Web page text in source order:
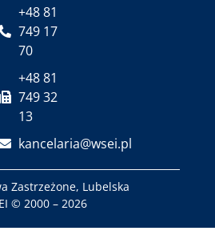
+48 81
749 17
70
+48 81
749 32
13
kancelaria@wsei.pl
Zastrzeżone, Lubelska
© 2000 – 2026